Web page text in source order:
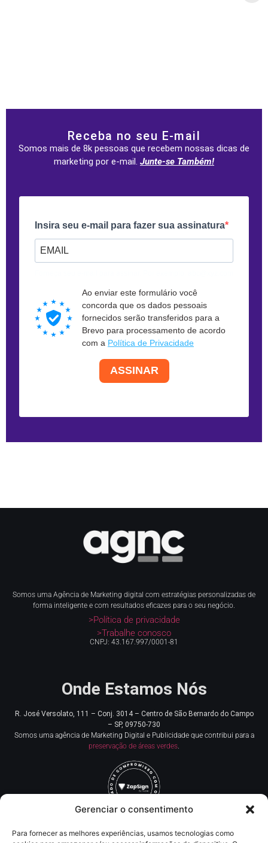
Gerenciar o consentimento
Para fornecer as melhores experiências, usamos tecnologias como
Receba no seu E-mail
Somos mais de 8k pessoas que recebem nossas dicas de
marketing por e-mail. Junte-se Também!
Insira seu e-mail para fazer sua assinatura
Ao enviar este formulário você
concorda que os dados pessoais
fornecidos serão transferidos para a
Brevo para processamento de acordo
com a Política de Privacidade
ASSINAR
Somos uma Agência de Marketing digital com estratégias personalizadas de
forma inteligente e com resultados eficazes para o seu negócio.
>Política de privacidade
>Trabalhe conosco
CNPJ: 43.167.997/0001-81
Onde Estamos Nós
R. José Versolato, 111 – Conj. 3014 – Centro de São Bernardo do Campo
– SP, 09750-730
Somos uma agência de Marketing Digital e Publicidade que contribui para a
preservação de áreas verdes